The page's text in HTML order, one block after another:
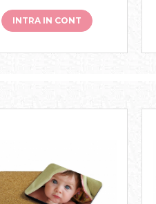
INTRA IN CONT